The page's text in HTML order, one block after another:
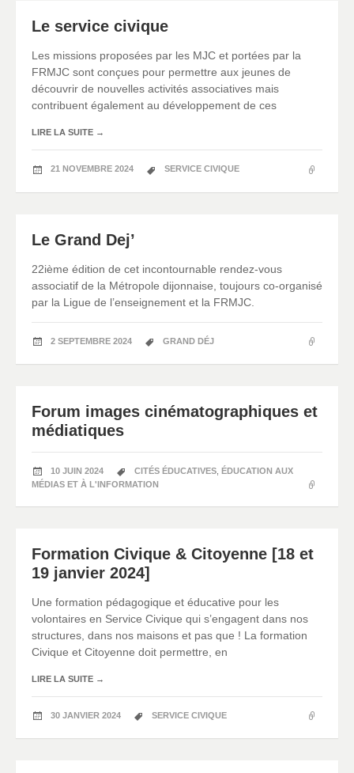
Le service civique
Les missions proposées par les MJC et portées par la
FRMJC sont conçues pour permettre aux jeunes de
découvrir de nouvelles activités associatives mais
contribuent également au développement de ces
LIRE LA SUITE →
21 NOVEMBRE 2024 SERVICE CIVIQUE
Le Grand Dej’
22ième édition de cet incontournable rendez-vous
associatif de la Métropole dijonnaise, toujours co-organisé
par la Ligue de l’enseignement et la FRMJC.
2 SEPTEMBRE 2024 GRAND DÉJ
Forum images cinématographiques et
médiatiques
10 JUIN 2024 CITÉS ÉDUCATIVES ÉDUCATION AUX
MÉDIAS ET À L'INFORMATION
Formation Civique & Citoyenne [18 et
19 janvier 2024]
Une formation pédagogique et éducative pour les
volontaires en Service Civique qui s’engagent dans nos
structures, dans nos maisons et pas que ! La formation
Civique et Citoyenne doit permettre, en
LIRE LA SUITE →
30 JANVIER 2024 SERVICE CIVIQUE